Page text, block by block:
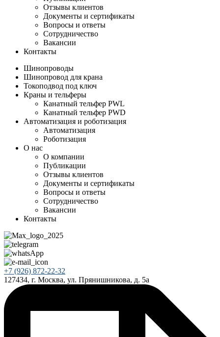
Отзывы клиентов
Документы и сертификаты
Вопросы и ответы
Сотрудничество
Вакансии
Контакты
Шинопроводы
Шинопровод для крана
Токоподвод под ключ
Краны и тельферы
Канатный тельфер PWL
Канатный тельфер PWD
Автоматизация и роботизация
Автоматизация
Роботизация
О нас
О компании
Публикации
Отзывы клиентов
Документы и сертификаты
Вопросы и ответы
Сотрудничество
Вакансии
Контакты
+7 (926) 872-22-32
127434, г. Москва, ул. Прянишникова, д. 5а